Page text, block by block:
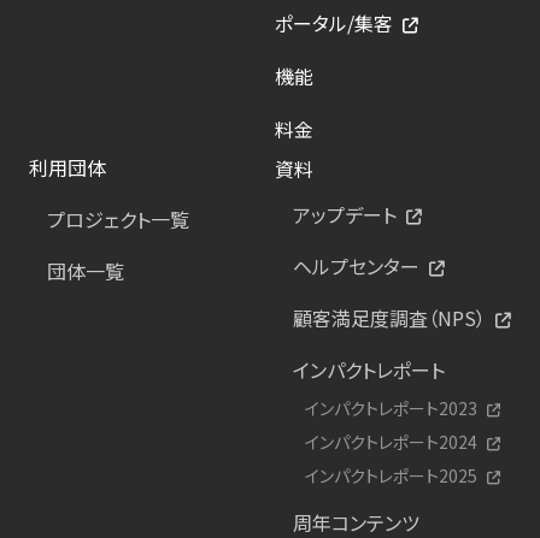
ポータル/集客
機能
料金
利用団体
プロジェクト一覧
団体一覧
資料
アップデート
ヘルプセンター
顧客満足度調査（NPS）
インパクトレポート
インパクトレポート2023
インパクトレポート2024
インパクトレポート2025
周年コンテンツ